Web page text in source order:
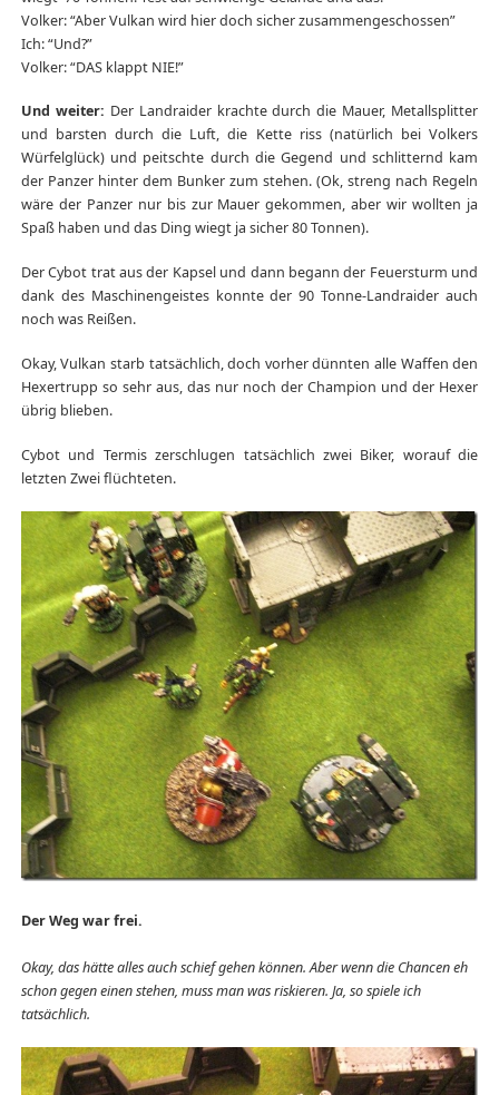
Volker: “Aber Vulkan wird hier doch sicher zusammengeschossen”
Ich: “Und?”
Volker: “DAS klappt NIE!”
Und weiter: Der Landraider krachte durch die Mauer, Metallsplitter
und barsten durch die Luft, die Kette riss (natürlich bei Volkers
Würfelglück) und peitschte durch die Gegend und schlitternd kam
der Panzer hinter dem Bunker zum stehen. (Ok, streng nach Regeln
wäre der Panzer nur bis zur Mauer gekommen, aber wir wollten ja
Spaß haben und das Ding wiegt ja sicher 80 Tonnen).
Der Cybot trat aus der Kapsel und dann begann der Feuersturm und
dank des Maschinengeistes konnte der 90 Tonne-Landraider auch
noch was Reißen.
Okay, Vulkan starb tatsächlich, doch vorher dünnten alle Waffen den
Hexertrupp so sehr aus, das nur noch der Champion und der Hexer
übrig blieben.
Cybot und Termis zerschlugen tatsächlich zwei Biker, worauf die
letzten Zwei flüchteten.
Der Weg war frei.
Okay, das hätte alles auch schief gehen können. Aber wenn die Chancen eh
schon gegen einen stehen, muss man was riskieren. Ja, so spiele ich
tatsächlich.